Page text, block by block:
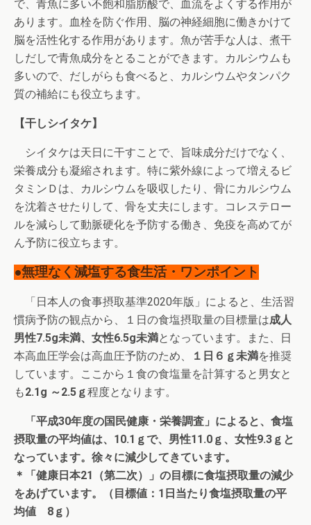
で、青魚に多い不飽和脂肪酸で、血流をよくする作用が
あります。血栓を防ぐ作用、脳の神経細胞に働きかけて
脳を活性化する作用があります。魚が苦手な人は、煮干
しだしで青魚成分をとることができます。カルシウムも
多いので、だしがらも食べると、カルシウムやタンパク
質の補給にも役立ちます。
【干しシイタケ】
シイタケは天日に干すことで、旨味成分だけでなく、
栄養成分も凝縮されます。特に紫外線によって増えるビ
タミンＤは、カルシウムを吸収したり、骨にカルシウム
を沈着させたりして、骨を丈夫にします。コレステロー
ルを減らして動脈硬化を予防する働き、免疫を高めてが
ん予防に役立ちます。
●無理なく減塩する食生活・ワンポイント
「日本人の食事摂取基準2020年版」によると、生活習
慣病予防の観点から、１日の食塩摂取量の目標量は成人
男性7.5g未満、女性6.5g未満となっています。また、日
本高血圧学会は高血圧予防のため、
１日６ｇ未満を推奨
しています。ここから１食の食塩量を計算すると男女と
も2.1g ～2.5ｇ程度となります。
「平成30年度の国民健康・栄養調査」によると、食塩
摂取量の平均値は、10.1ｇで、男性11.0ｇ、女性9.3ｇと
なっています。徐々に減少してきています。
＊「健康日本21（第二次）」の目標に食塩摂取量の減少
をあげています。（目標値：1日当たり食塩摂取量の平
均値 8ｇ）